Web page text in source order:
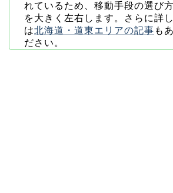
れているため、移動手段の選び
を大きく左右します。さらに詳
は北海道・道東エリアの記事 も
ださい。